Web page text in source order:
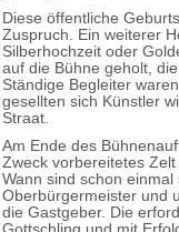
Diese öffentliche
Zuspruch. Ein weiterer
Silberhochzeit oder
auf die Bühne geholt,
Ständige Begleiter
gesellten sich Künstler
Straat.
Am Ende des
Zweck vorbereitetes
Wann sind schon
Oberbürgermeister und
die Gastgeber. Die